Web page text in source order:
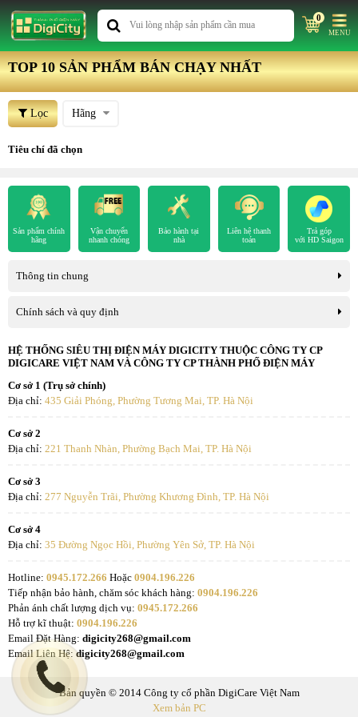
0
MENU
TOP 10 SẢN PHẨM BÁN CHẠY NHẤT
Lọc Hãng
Tiêu chí đã chọn
Sản phẩm chính
hãng
Vận chuyển
nhanh chóng
Bảo hành tại
nhà
Liên hệ thanh
toán
Trả góp
với HD Saigon
Thông tin chung
Chính sách và quy định
HỆ THỐNG SIÊU THỊ ĐIỆN MÁY DIGICITY THUỘC CÔNG TY CP
DIGICARE VIỆT NAM VÀ CÔNG TY CP THÀNH PHỐ ĐIỆN MÁY
Cơ sở 1 (Trụ sở chính)
Địa chỉ: 435 Giải Phóng, Phường Tương Mai, TP. Hà Nội
Cơ sở 2
Địa chỉ: 221 Thanh Nhàn, Phường Bạch Mai, TP. Hà Nội
Cơ sở 3
Địa chỉ: 277 Nguyễn Trãi, Phường Khương Đình, TP. Hà Nội
Cơ sở 4
Địa chỉ: 35 Đường Ngọc Hồi, Phường Yên Sở, TP. Hà Nội
Hotline: 0945.172.266 Hoặc 0904.196.226
Tiếp nhận bảo hành, chăm sóc khách hàng: 0904.196.226
Phản ánh chất lượng dịch vụ: 0945.172.266
Hỗ trợ kĩ thuật: 0904.196.226
Email Đặt Hàng: digicity268@gmail.com
Email Liên Hệ:digicity268@gmail.com
Bản quyền © 2014 Công ty cổ phần DigiCare Việt Nam
Xem bản PC